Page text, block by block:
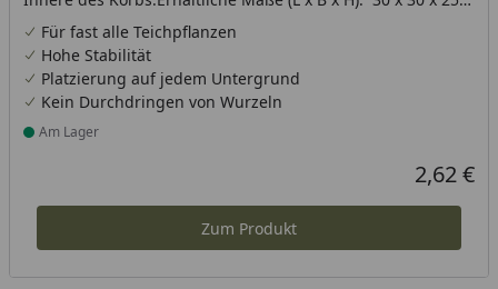
cmInhalt: Je 2 Stück
Für fast alle Teichpflanzen
Hohe Stabilität
Platzierung auf jedem Untergrund
Kein Durchdringen von Wurzeln
Produkt am Lager
Am Lager
Aktueller
2,62 €
Zum Produkt